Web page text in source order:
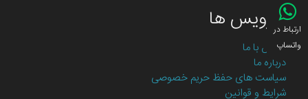
سرویس ها
تماس با ما
درباره ما
سیاست های حفظ حریم خصوصی
شرایط و قوانین
ارتباط در
واتساپ